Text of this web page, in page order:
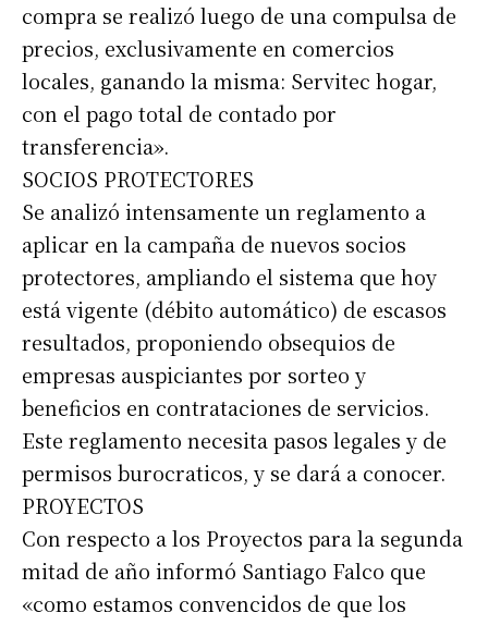
compra se realizó luego de una compulsa de
precios, exclusivamente en comercios
locales, ganando la misma: Servitec hogar,
con el pago total de contado por
transferencia».
SOCIOS PROTECTORES
Se analizó intensamente un reglamento a
aplicar en la campaña de nuevos socios
protectores, ampliando el sistema que hoy
está vigente (débito automático) de escasos
resultados, proponiendo obsequios de
empresas auspiciantes por sorteo y
beneficios en contrataciones de servicios.
Este reglamento necesita pasos legales y de
permisos burocraticos, y se dará a conocer.
PROYECTOS
Con respecto a los Proyectos para la segunda
mitad de año informó Santiago Falco que
«como estamos convencidos de que los